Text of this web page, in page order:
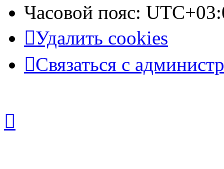
Часовой пояс:
Удалить cookies
Связаться с